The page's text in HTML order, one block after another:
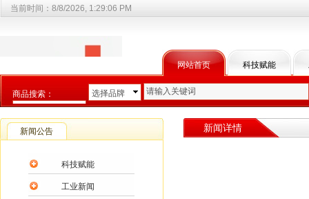
网站首页 科技赋能
当前时间： 8/8/2026, 1:29:07 PM
商品搜索：
选择商品分类
选择品牌
新闻公告
科技赋能
工业新闻
新闻详情